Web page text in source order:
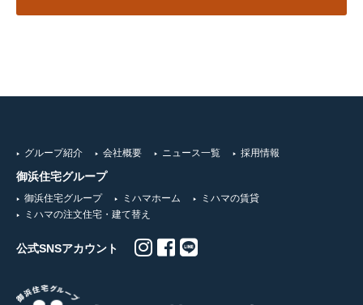
グループ紹介 会社概要 ニュース一覧 採用情報
御浜住宅グループ
御浜住宅グループ ミハマホーム
ミハマの賃貸
ミハマの注文住宅・建て替え
公式SNSアカウント